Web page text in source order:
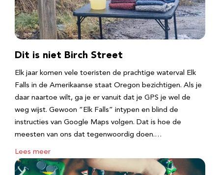
Dit is niet Birch Street
Elk jaar komen vele toeristen de prachtige waterval Elk
Falls in de Amerikaanse staat Oregon bezichtigen. Als je
daar naartoe wilt, ga je er vanuit dat je GPS je wel de
weg wijst. Gewoon “Elk Falls” intypen en blind de
instructies van Google Maps volgen. Dat is hoe de
meesten van ons dat tegenwoordig doen.…
Lees meer